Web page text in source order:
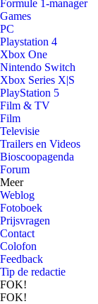
Formule 1-manager
Games
PC
Playstation 4
Xbox One
Nintendo Switch
Xbox Series X|S
PlayStation 5
Film & TV
Film
Televisie
Trailers en Videos
Bioscoopagenda
Forum
Meer
Weblog
Fotoboek
Prijsvragen
Contact
Colofon
Feedback
Tip de redactie
FOK!
FOK!